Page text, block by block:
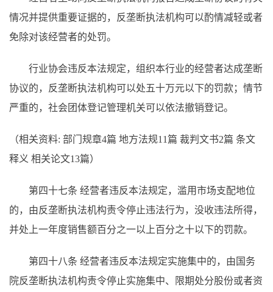
情况并提供重要证据的，反垄断执法机构可以酌情减轻或者
免除对该经营者的处罚。
行业协会违反本法规定，组织本行业的经营者达成垄断
协议的，反垄断执法机构可以处五十万元以下的罚款；情节
严重的，社会团体登记管理机关可以依法撤销登记。
（相关资料: 部门规章4篇 地方法规11篇 裁判文书2篇 条文
释义 相关论文13篇）
第四十七条 经营者违反本法规定，滥用市场支配地位
的，由反垄断执法机构责令停止违法行为，没收违法所得，
并处上一年度销售额百分之一以上百分之十以下的罚款。
第四十八条 经营者违反本法规定实施集中的，由国务
院反垄断执法机构责令停止实施集中、限期处分股份或者资